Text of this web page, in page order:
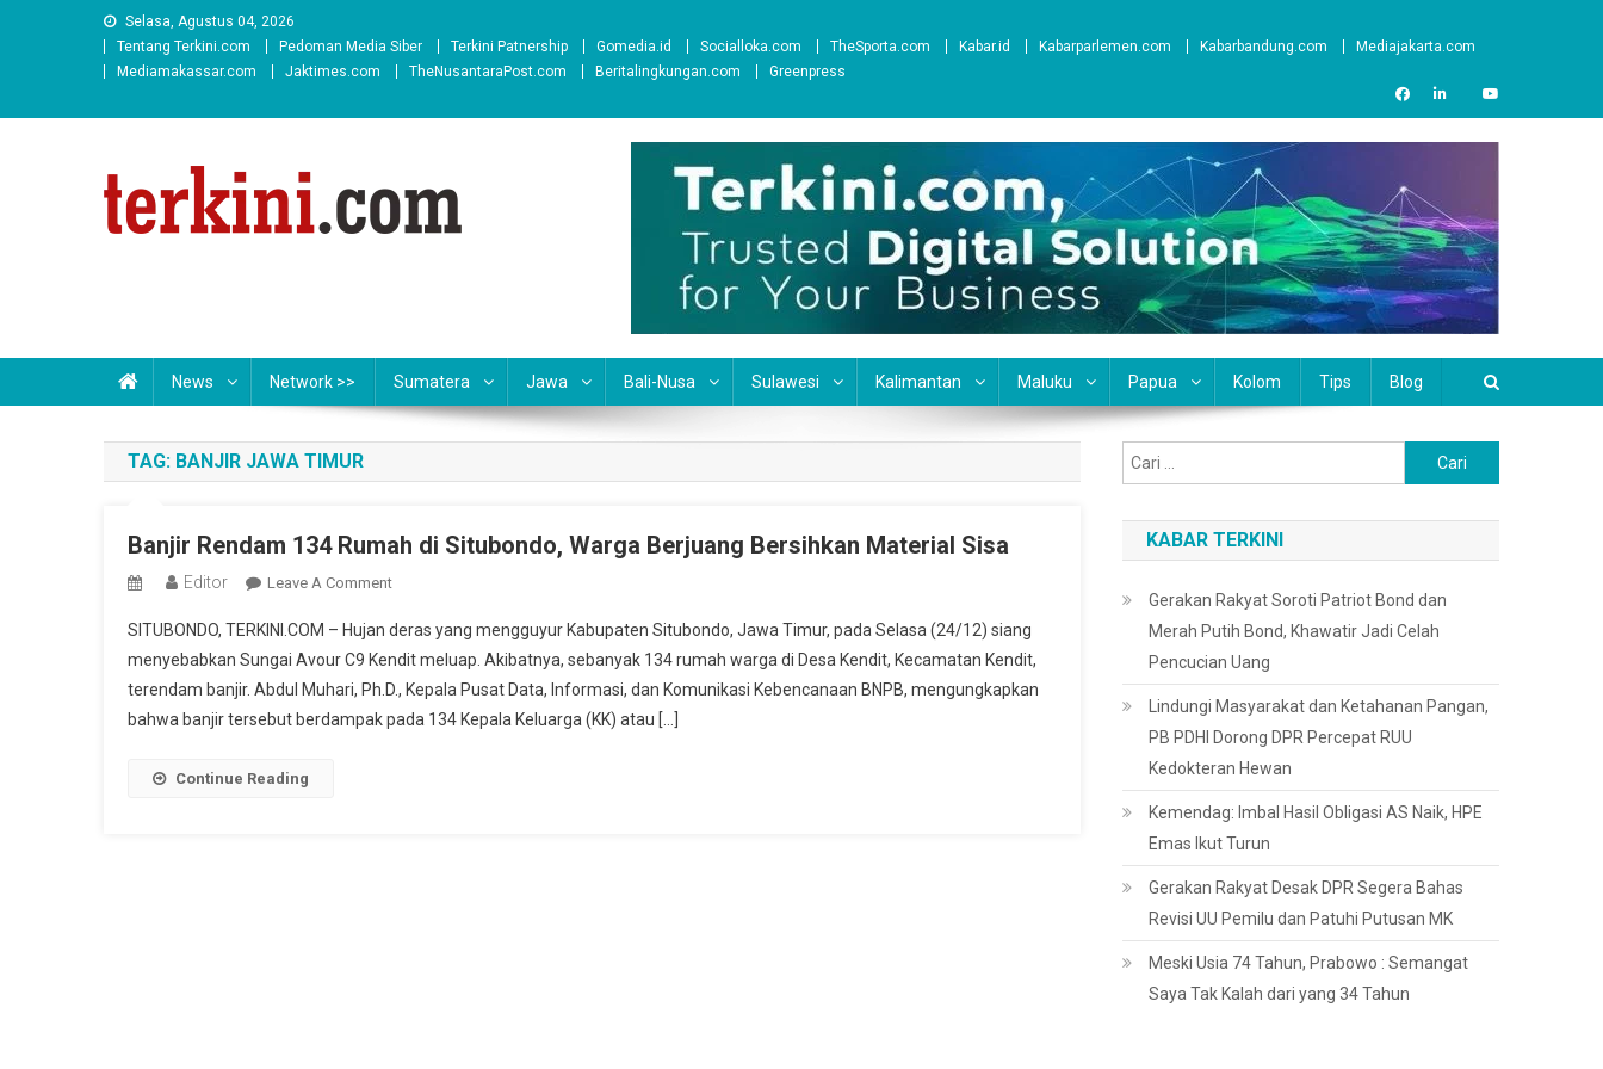
Selasa, Agustus 04, 2026
Tentang Terkini.com
Pedoman Media Siber Terkini Patnership Gomedia.id Socialloka.com TheSporta.com Kabar.id Kabarparlemen.com Kabarbandung.com
Mediajakarta.com
Mediamakassar.com
Jaktimes.com TheNusantaraPost.com Beritalingkungan.com Greenpress
News Network >> Sumatera Jawa Bali-Nusa Sulawesi Kalimantan Maluku Papua Kolom Tips Blog
TAG: BANJIR JAWA TIMUR
Banjir Rendam 134 Rumah di Situbondo, Warga Berjuang Bersihkan Material Sisa
Editor Leave A CommentOn
Rendam
134
Rumah
Di
SITUBONDO, TERKINI.COM – Hujan deras yang mengguyur Kabupaten Situbondo, Jawa Timur, pada Selasa (24/12) siang
menyebabkan Sungai Avour C9 Kendit meluap. Akibatnya, sebanyak 134 rumah warga di Desa Kendit, Kecamatan Kendit,
terendam banjir. Abdul Muhari, Ph.D., Kepala Pusat Data, Informasi, dan Komunikasi Kebencanaan BNPB, mengungkapkan
bahwa banjir tersebut berdampak pada 134 Kepala Keluarga (KK) atau […]
Continue Reading
untuk:
KABAR TERKINI
Gerakan Rakyat Soroti Patriot Bond dan
Merah Putih Bond, Khawatir Jadi Celah
Pencucian Uang
Lindungi Masyarakat dan Ketahanan Pangan,
PB PDHI Dorong DPR Percepat RUU
Kedokteran Hewan
Kemendag: Imbal Hasil Obligasi AS Naik, HPE
Emas Ikut Turun
Gerakan Rakyat Desak DPR Segera Bahas
Revisi UU Pemilu dan Patuhi Putusan MK
Meski Usia 74 Tahun, Prabowo : Semangat
Saya Tak Kalah dari yang 34 Tahun